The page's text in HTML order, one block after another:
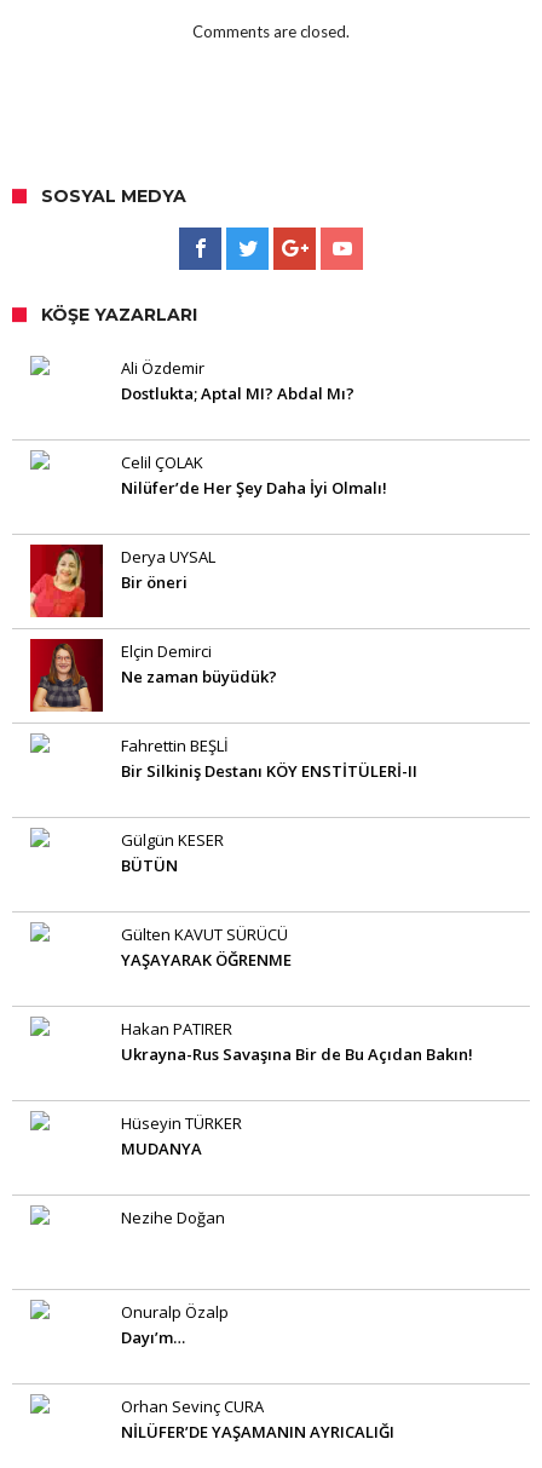
Comments are closed.
SOSYAL MEDYA
KÖŞE YAZARLARI
Ali Özdemir
Dostlukta; Aptal MI? Abdal Mı?
Celil ÇOLAK
Nilüfer’de Her Şey Daha İyi Olmalı!
Derya UYSAL
Bir öneri
Elçin Demirci
Ne zaman büyüdük?
Fahrettin BEŞLİ
Bir Silkiniş Destanı KÖY ENSTİTÜLERİ-II
Gülgün KESER
BÜTÜN
Gülten KAVUT SÜRÜCÜ
YAŞAYARAK ÖĞRENME
Hakan PATIRER
Ukrayna-Rus Savaşına Bir de Bu Açıdan Bakın!
Hüseyin TÜRKER
MUDANYA
Nezihe Doğan
Onuralp Özalp
Dayı’m…
Orhan Sevinç CURA
NİLÜFER’DE YAŞAMANIN AYRICALIĞI